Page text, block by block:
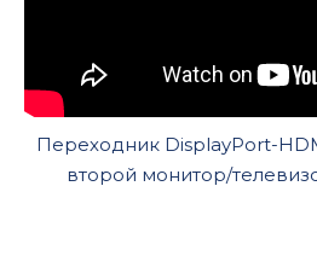
Переходник DisplayPort-
второй монитор/